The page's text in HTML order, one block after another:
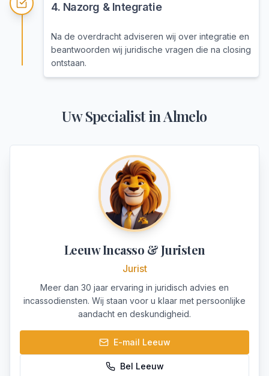
4. Nazorg & Integratie
Na de overdracht adviseren wij over integratie en
beantwoorden wij juridische vragen die na closing
ontstaan.
Uw Specialist inAlmelo
Leeuw Incasso & Juristen
Jurist
Meer dan 30 jaar ervaring in juridisch advies en
incassodiensten. Wij staan voor u klaar met persoonlijke
aandacht en deskundigheid.
E-mail Leeuw
Bel Leeuw